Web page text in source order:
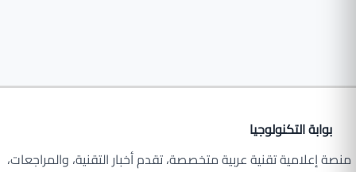
بوابة التكنولوجيا
منصة إعلامية تقنية عربية متخصصة، تقدم أخبار التقنية، والمراجعات،